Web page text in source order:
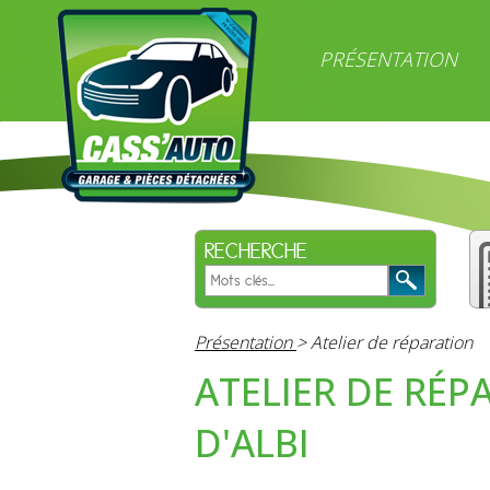
PRÉSENTATION
RECHERCHE
Présentation> Atelier de réparation
ATELIER DE
D'ALBI